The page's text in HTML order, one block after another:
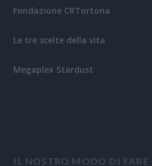
Fondazione CRTortona
Le tre scelte della vita
Megaplex Stardust
IL NOSTRO MODO DI